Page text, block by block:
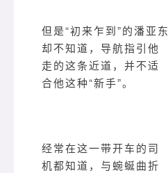
但是“初来乍到”的潘亚东
却不知道，导航指引他
走的这条近道，并不适
合他这种“新手”。
经常在这一带开车的司
机都知道，与蜿蜒曲折